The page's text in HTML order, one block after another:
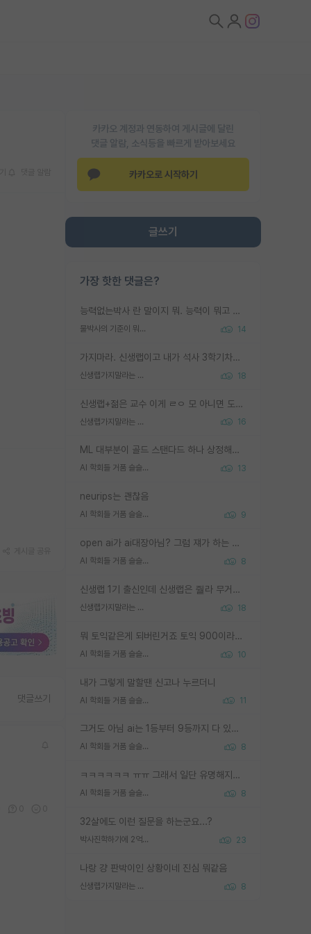
카카오 계정과 연동하여 게시글에 달린
댓글 알람, 소식등을 빠르게 받아보세요
카카오로 시작하기
글쓰기
가장 핫한 댓글은?
능력없는박사 란 말이지 뭐. 능력이 뭐고 능력이 있다는게 뭔지는 사람마다 기준이 다르니까 얘기해봐야 서로 자기 기준만 얘기해서 논쟁이 끝이 안나고. 주위에서 능력있고 야심있는 신입생이 교수가 유의미한 피드백을 아예 안주면서 제대로된 과제에 참여해볼 기회도 제공하지 않고 잡일 뺑뺑이만 돌려서 맨날 단순작업만 하면서 밤새다가 눈빛이 점점 죽어가는걸 본 사람은 물박사는 교수탓이라고 하고, 교수는 이것저것 알려도 주고 기회도 주고 사수 동기 붙여주면서 어떻게든 끌고가려고 하는데 본인이 매일 뺀질거리면서 출근 하는둥마는둥 하다가 기껏 와서도 폰이나 쳐다보다가 실험 망치고 저녁약속있어서 먼저 가볼게요~ 하는걸 본 사람은 물박사는 본인탓이라고 함.
물박사의 기준이 뭐임? 14
가지마라. 신생랩이고 내가 석사 3학기차인데 최고참인데 나도 아무것도 모르는데 교수가 후배들 왜 논문 교육 안시키냐. 논문 왜 안 써오냐 닦달한다
신생랩가지말라는 이유가 있었구나 18
신생랩+젊은 교수 이게 ㄹㅇ 모 아니면 도인듯.
신생랩가지말라는 이유가 있었구나 16
ML 대부분이 골드 스탠다드 하나 상정해놓고 (벤치마크 데이터셋이 여러 개면 여러 개 상정) 그거 얼마나 잘 맞추나 싸움임 가끔 번뜩이는 설계 철학을 보여주는 논문들도 있지만 대부분 그거 성적 얼마나 더 올리느라에 혈안이 되어 있는 측면이 잇음
AI 학회들 거품 슬슬 지적이 나오네요 13
neurips는 괜찮음
AI 학회들 거품 슬슬 지적이 나오네요 9
open ai가 ai대장아님? 그럼 쟤가 하는 말이 다 맞겠네
AI 학회들 거품 슬슬 지적이 나오네요 8
신생랩 1기 출신인데 신생랩은 줠라 무거운 바벨 같은거임. 들면 대박인데 못들면 깔려 죽음. 아무도 알려주지 않는 환경에서 자생해야하지만, 일단 살아남았다면 그 어떤 사람보다 악착같고 생존력 높은 사람으로 거듭날 수 있음
신생랩가지말라는 이유가 있었구나 18
뭐 토익같은게 되버린거죠 토익 900이라고 영어잘하는건 아닙니다만 잘하는사람은 다 900을 넘는 그런
AI 학회들 거품 슬슬 지적이 나오네요 10
내가 그렇게 말할땐 신고나 누르더니
AI 학회들 거품 슬슬 지적이 나오네요 11
그거도 아님 ai는 1등부터 9등까지 다 있음 그거도 없는 사람은 뭐냐 교수가 그냥 못하게 한거 1등급도 교수가 막으면 안됨
AI 학회들 거품 슬슬 지적이 나오네요 8
ㅋㅋㅋㅋㅋㅋ ㅠㅠ 그래서 일단 유명해지는게 중요한거같습니다
AI 학회들 거품 슬슬 지적이 나오네요 8
32살에도 이런 질문을 하는군요...?
박사진학하기에 2억은 괜찮은 (?) 정도의 경제력인가요 23
나랑 걍 판박이인 상황이네 진심 뭐같음
신생랩가지말라는 이유가 있었구나 8
댓글쓰기